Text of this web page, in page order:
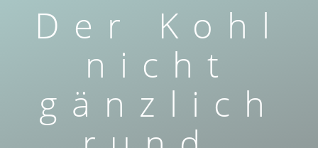
Der Kohl
nicht
gänzlich